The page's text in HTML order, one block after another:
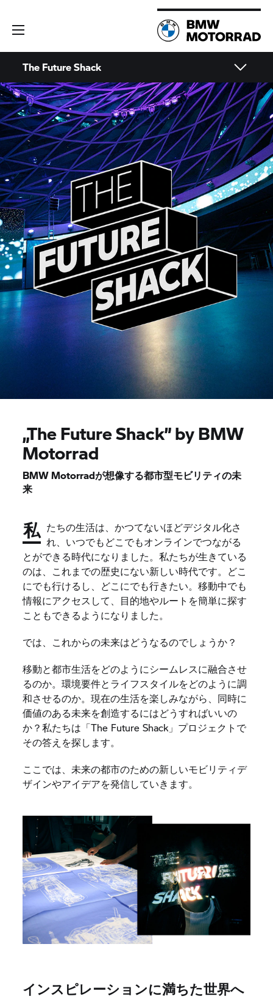
The Future Shack
„The Future Shack” by BMW
Motorrad
BMW Motorradが想像する都市型モビリティの未
来
私 たちの生活は、かつてないほどデジタル化さ
れ、いつでもどこでもオンラインでつながる
とができる時代になりました。私たちが生きている
のは、これまでの歴史にない新しい時代です。どこ
にでも行けるし、どこにでも行きたい。移動中でも
情報にアクセスして、目的地やルートを簡単に探す
こともできるようになりました。
では、これからの未来はどうなるのでしょうか？
移動と都市生活をどのようにシームレスに融合させ
るのか。環境要件とライフスタイルをどのように調
和させるのか。現在の生活を楽しみながら、同時に
価値のある未来を創造するにはどうすればいいの
か？私たちは「The Future Shack」プロジェクトで
その答えを探します。
ここでは、未来の都市のための新しいモビリティデ
ザインやアイデアを発信していきます。
インスピレーションに満ちた世界へ